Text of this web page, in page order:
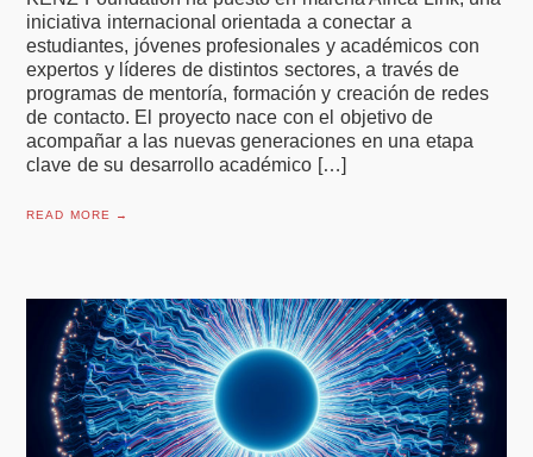
iniciativa internacional orientada a conectar a
estudiantes, jóvenes profesionales y académicos con
expertos y líderes de distintos sectores, a través de
programas de mentoría, formación y creación de redes
de contacto. El proyecto nace con el objetivo de
acompañar a las nuevas generaciones en una etapa
clave de su desarrollo académico […]
READ MORE →